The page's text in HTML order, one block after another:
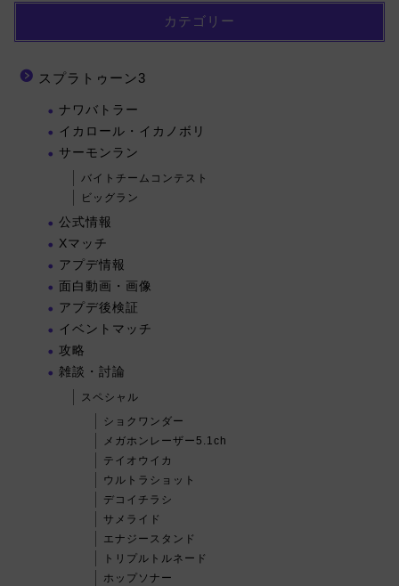
カテゴリー
スプラトゥーン3
ナワバトラー
イカロール・イカノボリ
サーモンラン
バイトチームコンテスト
ビッグラン
公式情報
Xマッチ
アプデ情報
面白動画・画像
アプデ後検証
イベントマッチ
攻略
雑談・討論
スペシャル
ショクワンダー
メガホンレーザー5.1ch
テイオウイカ
ウルトラショット
デコイチラシ
サメライド
エナジースタンド
トリプルトルネード
ホップソナー